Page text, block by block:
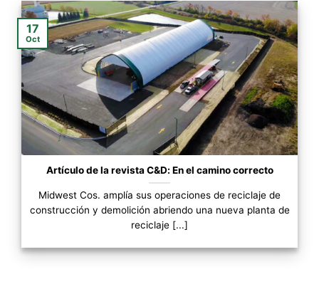
Artículo de la revista C&D: En el camino correcto
Midwest Cos. amplía sus operaciones de reciclaje de
construcción y demolición abriendo una nueva planta de
reciclaje [...]
17
Oct